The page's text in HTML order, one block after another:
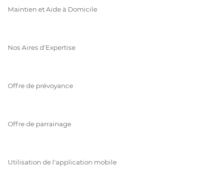
Maintien et Aide à Domicile
Nos Aires d'Expertise
Offre de prévoyance
Offre de parrainage
Utilisation de l'application mobile